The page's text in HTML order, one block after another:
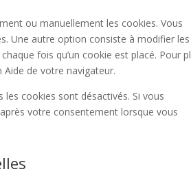
ou manuellement les cookies. Vous
Une autre option consiste à modifier les
fois qu’un cookie est placé. Pour
de votre navigateur.
cookies sont désactivés. Si vous
votre consentement lorsque vous